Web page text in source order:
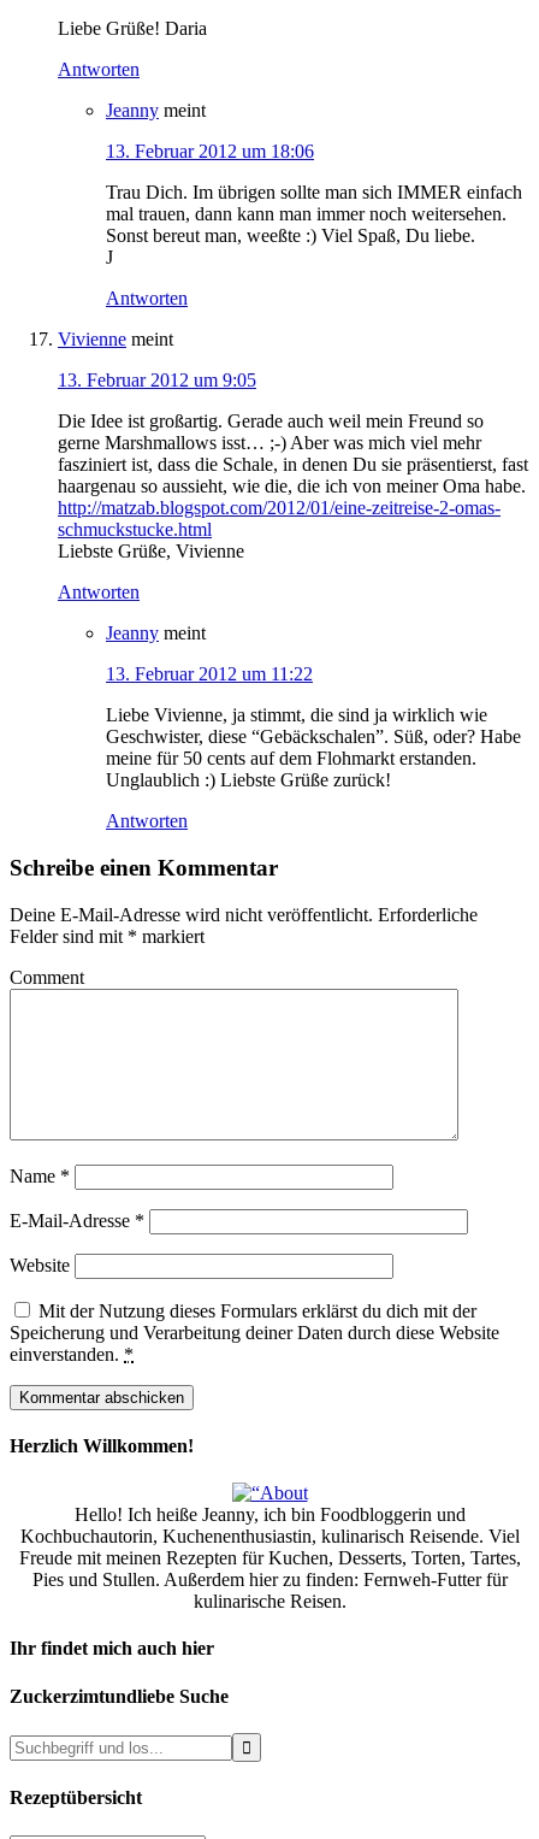
Liebe Grüße! Daria
Antworten
Jeanny meint
13. Februar 2012 um 18:06
Trau Dich. Im übrigen sollte man sich IMMER einfach
mal trauen, dann kann man immer noch weitersehen.
Sonst bereut man, weeßte :) Viel Spaß, Du liebe.
J
Antworten
Vivienne meint
13. Februar 2012 um 9:05
Die Idee ist großartig. Gerade auch weil mein Freund so
gerne Marshmallows isst… ;-) Aber was mich viel mehr
fasziniert ist, dass die Schale, in denen Du sie präsentierst, fast
haargenau so aussieht, wie die, die ich von meiner Oma habe.
http://matzab.blogspot.com/2012/01/eine-zeitreise-2-omas-
schmuckstucke.html
Liebste Grüße, Vivienne
Antworten
Jeanny meint
13. Februar 2012 um 11:22
Liebe Vivienne, ja stimmt, die sind ja wirklich wie
Geschwister, diese “Gebäckschalen”. Süß, oder? Habe
meine für 50 cents auf dem Flohmarkt erstanden.
Unglaublich :) Liebste Grüße zurück!
Antworten
Schreibe einen Kommentar
Deine E-Mail-Adresse wird nicht veröffentlicht. Erforderliche
Felder sind mit * markiert
Comment
Name *
E-Mail-Adresse *
Website
Mit der Nutzung dieses Formulars erklärst du dich mit der
Speicherung und Verarbeitung deiner Daten durch diese Website
einverstanden. *
Herzlich Willkommen!
Hello! Ich heiße Jeanny, ich bin Foodbloggerin und
Kochbuchautorin, Kuchenenthusiastin, kulinarisch Reisende. Viel
Freude mit meinen Rezepten für Kuchen, Desserts, Torten, Tartes,
Pies und Stullen. Außerdem hier zu finden: Fernweh-Futter für
kulinarische Reisen.
Ihr findet mich auch hier
Zuckerzimtundliebe Suche
Rezeptübersicht